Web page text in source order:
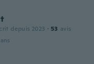
depuis 2023 · 53 avis